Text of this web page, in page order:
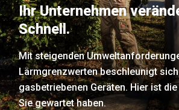
Ihr Unternehmen
Schnell.
Mit steigenden
Lärmgrenzwerten beschleunigt
gasbetriebenen Geräten. Hier ist
Sie gewartet haben.